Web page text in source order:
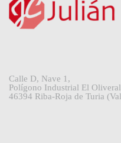
Calle D, Nave 1,
Polígono Industrial El
46394 Riba-Roja de Turia